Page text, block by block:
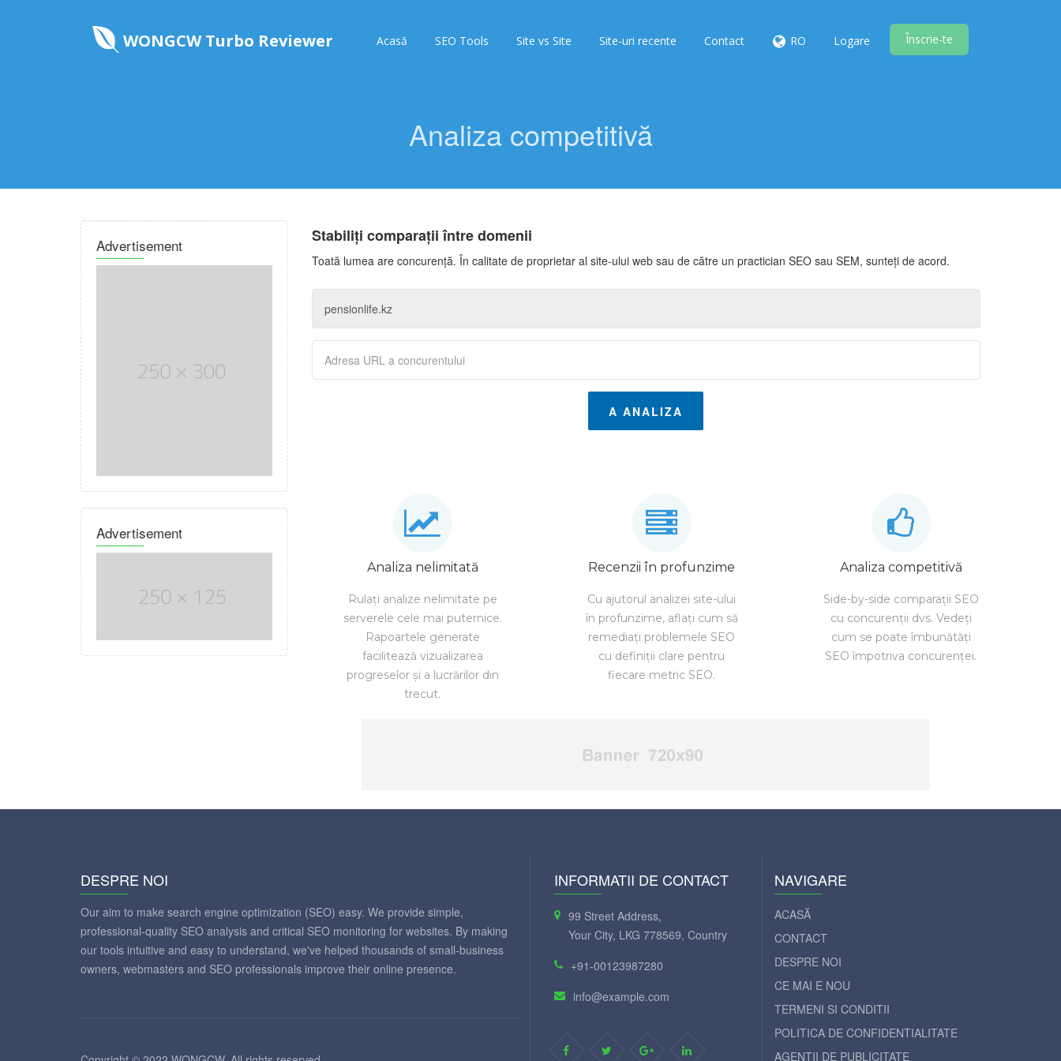
WONGCW Turbo Reviewer Acasă SEO Tools Site vs Site Site-uri recente Contact RO Logare Înscrie-te
Analiza competitivă
Advertisement
Advertisement
Stabiliți comparații între domenii
Toată lumea are concurență. În calitate de proprietar al site-ului web sau de către un practician SEO sau SEM, sunteți de acord.
A ANALIZA
Analiza nelimitată
Rulați analize nelimitate pe
serverele cele mai puternice.
Rapoartele generate
facilitează vizualizarea
progreselor și a lucrărilor din
trecut.
Recenzii în profunzime
Cu ajutorul analizei site-ului
în profunzime, aflați cum să
remediați problemele SEO
cu definiții clare pentru
fiecare metric SEO.
Analiza competitivă
Side-by-side comparații SEO
cu concurenții dvs. Vedeți
cum se poate îmbunătăți
SEO împotriva concurenței.
DESPRE NOI
Our aim to make search engine optimization (SEO) easy. We provide simple,
professional-quality SEO analysis and critical SEO monitoring for websites. By making
our tools intuitive and easy to understand, we've helped thousands of small-business
owners, webmasters and SEO professionals improve their online presence.
INFORMATII DE CONTACT
99 Street Address,
Your City, LKG 778569, Country
+91-00123987280
info@example.com
NAVIGARE
ACASĂ
CONTACT
DESPRE NOI
CE MAI E NOU
TERMENI SI CONDITII
POLITICA DE CONFIDENTIALITATE
AGENȚII DE PUBLICITATE